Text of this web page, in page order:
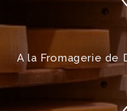
A la Fromagerie de